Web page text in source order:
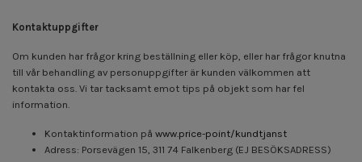
Kontaktuppgifter
Om kunden har frågor kring beställning eller köp, eller har frågor knutna
till vår behandling av personuppgifter är kunden välkommen att
kontakta oss. Vi tar tacksamt emot tips på objekt som har fel
information.
Kontaktinformation på www.price-point/kundtjanst
Adress: Porsevägen 15, 311 74 Falkenberg (EJ BESÖKSADRESS)